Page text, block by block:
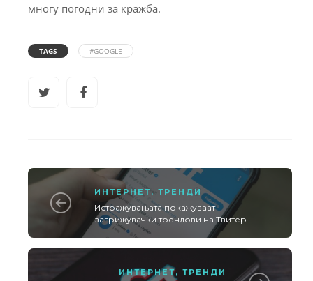
многу погодни за кражба.
TAGS #GOOGLE
ИНТЕРНЕТ, ТРЕНДИ
Истражувањата покажуваат
загрижувачки трендови на Твитер
ИНТЕРНЕТ, ТРЕНДИ